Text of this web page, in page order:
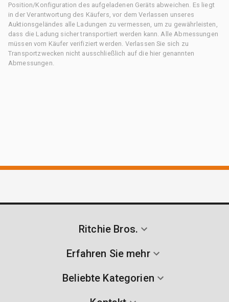
Position/Konfiguration des aufgeladenen Geräts abweichen. Es liegt
in der Verantwortung des Käufers, vor dem Verlassen unseres
Auktionsgeländes alle Ladungen zu vermessen, um zu gewährleisten,
dass die Ladung sicher transportiert werden kann. Alle Abmessungen
müssen vom Käufer verifiziert werden. Verlassen Sie sich zu
Transportzwecken nicht ausschließlich auf die hier genannten
Abmessungen.
Ritchie Bros.
Erfahren Sie mehr
Beliebte Kategorien